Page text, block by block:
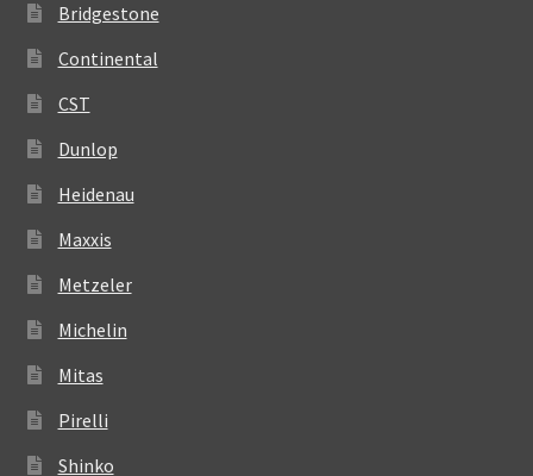
Bridgestone
Continental
CST
Dunlop
Heidenau
Maxxis
Metzeler
Michelin
Mitas
Pirelli
Shinko